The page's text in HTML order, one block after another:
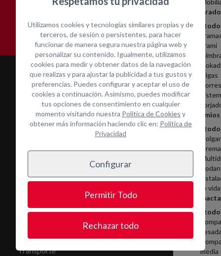
Encofrado
Ver todo
Frami
Vigas
Andamios
Ver todo
de vida
Ver todo
media
Asistencia técnica in-
Contacta con nosotros
Transporte
Utilizamos cookies y tecnologías similares propias y de
terceros, de sesión o persistentes, para hacer
funcionar de manera segura nuestra página web y
personalizar su contenido. Igualmente, utilizamos
cookies para medir y obtener datos de la navegación
que realizas y para ajustar la publicidad a tus gustos y
preferencias. Puedes configurar y aceptar el uso de
cookies a continuación. Asimismo, puedes modificar
tus opciones de consentimiento en cualquier
momento visitando nuestra Política de Cookies y
obtener más información haciendo clic en: Política de
Privacidad
Configurar
Permitir Todo
Rechazar todo